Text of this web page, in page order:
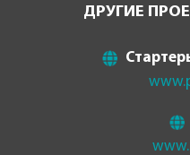
ДРУГИЕ